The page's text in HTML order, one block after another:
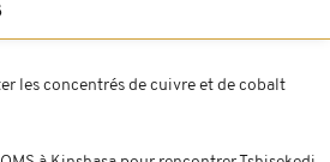
les concentrés de cuivre et de cobalt